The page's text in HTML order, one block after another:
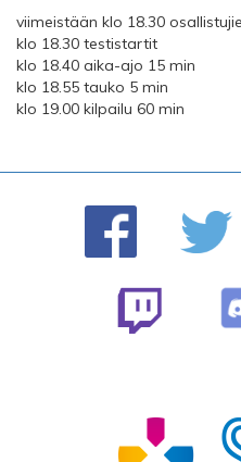
viimeistään klo 18.30
klo 18.30 testistartit
klo 18.40 aika-ajo 15 min
klo 18.55 tauko 5 min
klo 19.00 kilpailu 60 min